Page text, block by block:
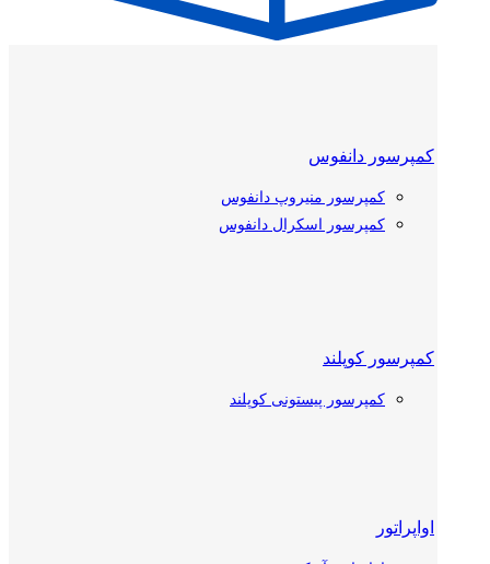
کمپرسور دانفوس
کمپرسور منیروپ دانفوس
کمپرسور اسکرال دانفوس
کمپرسور کوپلند
کمپرسور پیستونی کوپلند
کمپرسور بیتزر
اواپراتور